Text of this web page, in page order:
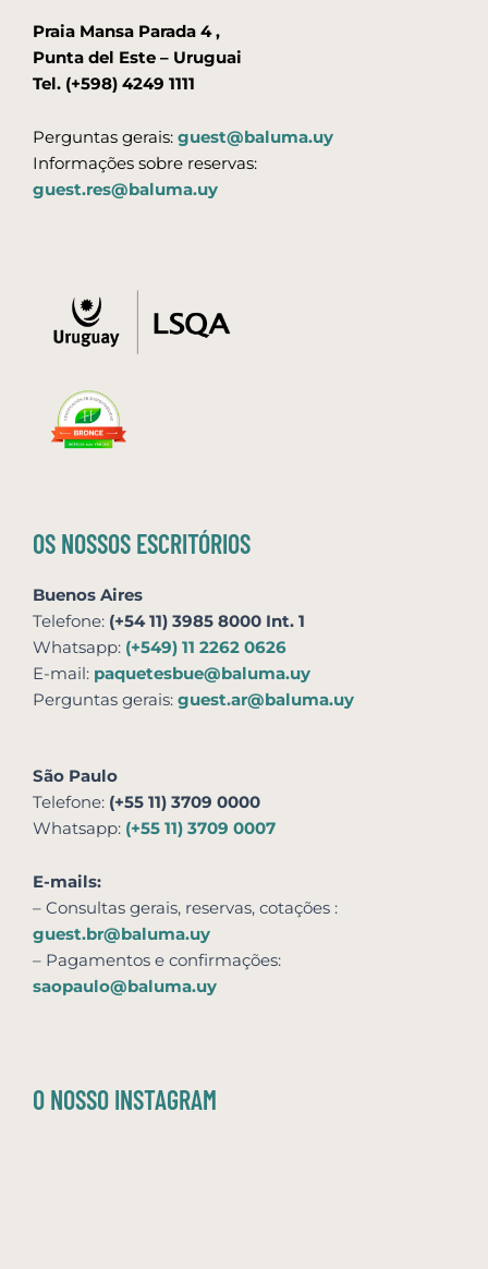
Praia Mansa Parada 4 ,
Punta del Este – Uruguai
Tel. (+598) 4249 1111
Perguntas gerais: guest@baluma.uy
Informações sobre reservas:
guest.res@baluma.uy
OS NOSSOS ESCRITÓRIOS
Buenos Aires
Telefone: (+54 11) 3985 8000 Int. 1
Whatsapp: (+549) 11 2262 0626
E-mail: paquetesbue@baluma.uy
Perguntas gerais: guest.ar@baluma.uy
São Paulo
Telefone: (+55 11) 3709 0000
Whatsapp: (+55 11) 3709 0007
E-mails:
– Consultas gerais, reservas, cotações :
guest.br@baluma.uy
– Pagamentos e confirmações:
saopaulo@baluma.uy
O NOSSO INSTAGRAM